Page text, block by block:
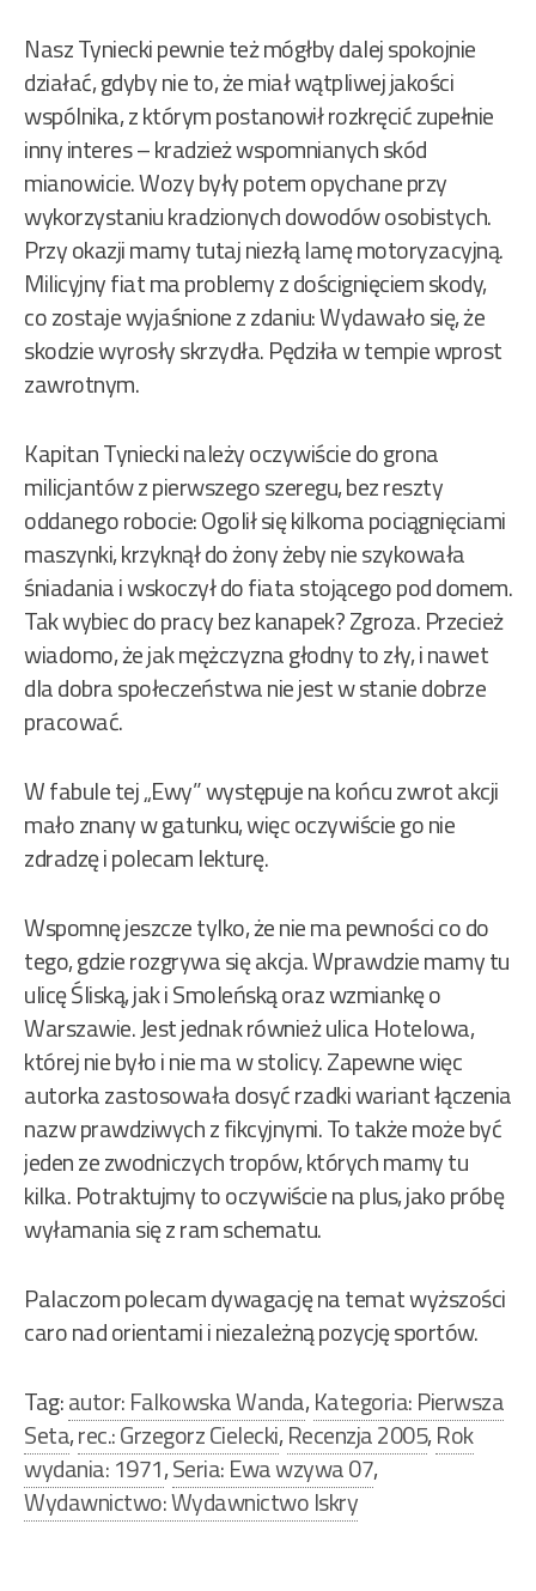
Nasz Tyniecki pewnie też mógłby dalej spokojnie
działać, gdyby nie to, że miał wątpliwej jakości
wspólnika, z którym postanowił rozkręcić zupełnie
inny interes – kradzież wspomnianych skód
mianowicie. Wozy były potem opychane przy
wykorzystaniu kradzionych dowodów osobistych.
Przy okazji mamy tutaj niezłą lamę motoryzacyjną.
Milicyjny fiat ma problemy z doścignięciem skody,
co zostaje wyjaśnione z zdaniu: Wydawało się, że
skodzie wyrosły skrzydła. Pędziła w tempie wprost
zawrotnym.
Kapitan Tyniecki należy oczywiście do grona
milicjantów z pierwszego szeregu, bez reszty
oddanego robocie: Ogolił się kilkoma pociągnięciami
maszynki, krzyknął do żony żeby nie szykowała
śniadania i wskoczył do fiata stojącego pod domem.
Tak wybiec do pracy bez kanapek? Zgroza. Przecież
wiadomo, że jak mężczyzna głodny to zły, i nawet
dla dobra społeczeństwa nie jest w stanie dobrze
pracować.
W fabule tej „Ewy” występuje na końcu zwrot akcji
mało znany w gatunku, więc oczywiście go nie
zdradzę i polecam lekturę.
Wspomnę jeszcze tylko, że nie ma pewności co do
tego, gdzie rozgrywa się akcja. Wprawdzie mamy tu
ulicę Śliską, jak i Smoleńską oraz wzmiankę o
Warszawie. Jest jednak również ulica Hotelowa,
której nie było i nie ma w stolicy. Zapewne więc
autorka zastosowała dosyć rzadki wariant łączenia
nazw prawdziwych z fikcyjnymi. To także może być
jeden ze zwodniczych tropów, których mamy tu
kilka. Potraktujmy to oczywiście na plus, jako próbę
wyłamania się z ram schematu.
Palaczom polecam dywagację na temat wyższości
caro nad orientami i niezależną pozycję sportów.
Tag:autor: Falkowska Wanda,Kategoria: Pierwsza
Seta,rec.: Grzegorz Cielecki,Recenzja 2005,Rok
wydania: 1971,Seria: Ewa wzywa 07,
Wydawnictwo: Wydawnictwo Iskry